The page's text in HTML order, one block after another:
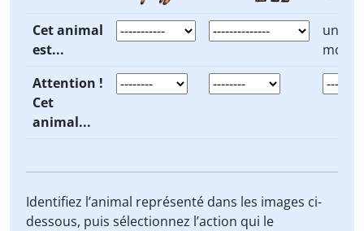
Cet animal
est...
un
Attention !
Cet
animal...
Identifiez l’animal représenté dans les images ci-
dessous, puis sélectionnez l’action qui le